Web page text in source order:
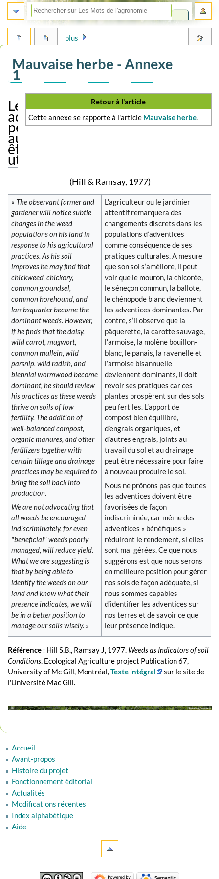
Mauvaise herbe - Annexe
1
à
la
navigation
à
la
recherche
Retour à l'article
Cette annexe se rapporte à l'article Mauvaise herbe.
Les
adventices
peuvent
aussi
être
utiles !
(Hill & Ramsay, 1977)
« The observant farmer and
gardener will notice subtle
changes in the weed
populations on his land in
response to his agricultural
practices. As his soil
improves he may find that
chickweed, chickory,
common groundsel,
common horehound, and
lambsquarter become the
dominant weeds. However,
if he finds that the daisy,
wild carrot, mugwort,
common mullein, wild
parsnip, wild radish, and
biennial wormwood become
dominant, he should review
his practices as these weeds
thrive on soils of low
fertility. The addition of
well-balanced compost,
organic manures, and other
fertilizers together with
certain tillage and drainage
practices may be required to
bring the soil back into
production.
We are not advocating that
all weeds be encouraged
indiscriminately, for even
"beneficial" weeds poorly
managed, will reduce yield.
What we are suggesting is
that by being able to
identify the weeds on our
land and know what their
presence indicates, we will
be in a better position to
manage our soils wisely. »
L’agriculteur ou le jardinier
attentif remarquera des
changements discrets dans les
populations d’adventices
comme conséquence de ses
pratiques culturales. A mesure
que son sol s’améliore, il peut
voir que le mouron, la chicorée,
le séneçon commun, la ballote,
le chénopode blanc deviennent
les adventices dominantes. Par
contre, s’il observe que la
pâquerette, la carotte sauvage,
l’armoise, la molène bouillon-
blanc, le panais, la ravenelle et
l’armoise bisannuelle
deviennent dominants, il doit
revoir ses pratiques car ces
plantes prospèrent sur des sols
peu fertiles. L’apport de
compost bien équilibré,
d’engrais organiques, et
d’autres engrais, joints au
travail du sol et au drainage
peut être nécessaire pour faire
à nouveau produire le sol.
Nous ne prônons pas que toutes
les adventices doivent être
favorisées de façon
indiscriminée, car même des
adventices « bénéfiques »
réduiront le rendement, si elles
sont mal gérées. Ce que nous
suggérons est que nous serons
en meilleure position pour gérer
nos sols de façon adéquate, si
nous sommes capables
d’identifier les adventices sur
nos terres et de savoir ce que
leur présence indique.
Référence : Hill S.B., Ramsay J, 1977. Weeds as Indicators of soil
Conditions . Ecological Agriculture project Publication 67,
University of Mc Gill, Montréal,Texte intégral
sur le site de
l'Université Mac Gill.
plus
Accueil
Avant-propos
Histoire du projet
Fonctionnement éditorial
Actualités
Modifications récentes
Index alphabétique
Aide